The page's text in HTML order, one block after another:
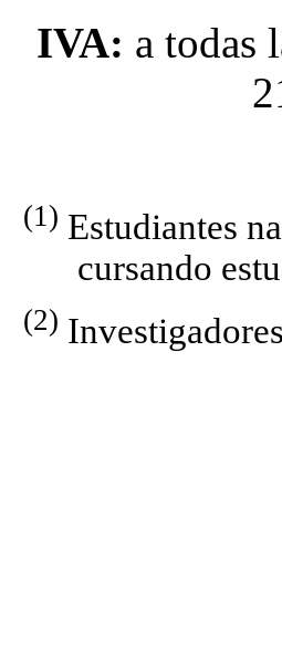
IVA: a todas
(1) Estudiantes
cursando
(2)